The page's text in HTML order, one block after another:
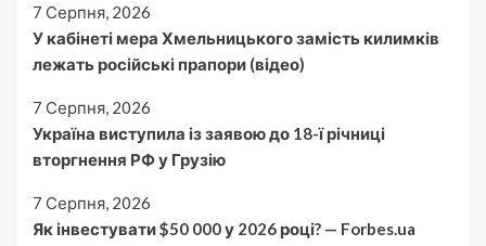
7 Серпня, 2026
У кабінеті мера Хмельницького замість килимків
лежать російські прапори (відео)
7 Серпня, 2026
Україна виступила із заявою до 18-ї річниці
вторгнення РФ у Грузію
7 Серпня, 2026
Як інвестувати $50 000 у 2026 році? — Forbes.ua